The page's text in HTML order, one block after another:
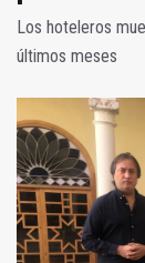
Los hoteleros
últimos meses